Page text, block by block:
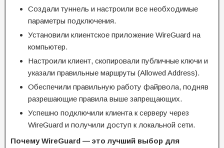
Создали туннель и настроили все необходимые
параметры подключения.
Установили клиентское приложение WireGuard на
компьютер.
Настроили клиент, скопировали публичные ключи и
указали правильные маршруты (Allowed Address).
Обеспечили правильную работу файрвола, подняв
разрешающие правила выше запрещающих.
Успешно подключили клиента к серверу через
WireGuard и получили доступ к локальной сети.
Почему WireGuard — это лучший выбор для